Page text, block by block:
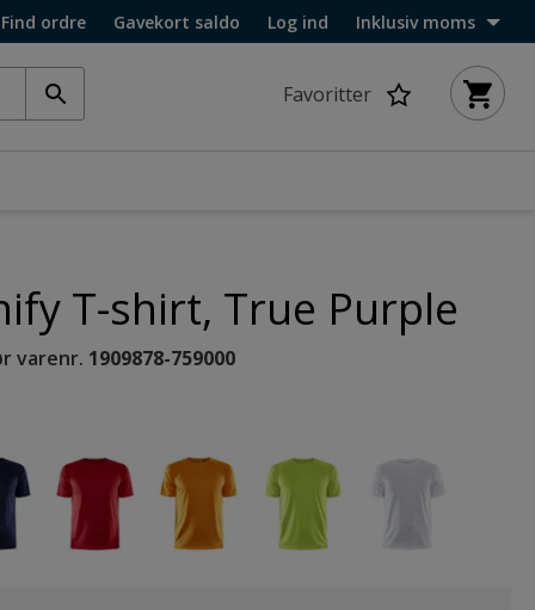
Find ordre Gavekort saldo Log ind Inklusiv moms
Favoritter
T-shirt, True Purple
varenr. 1909878-759000